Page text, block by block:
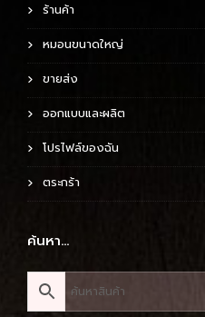
ร้านค้า
หมอนขนาดใหญ่
ขายส่ง
ออกแบบและผลิต
โปรไฟล์ของฉัน
ตระกร้า
ค้นหา…